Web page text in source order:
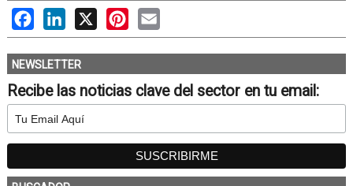
FacebookLinkedIn Pinterest
NEWSLETTER
Recibe las noticias clave del sector en tu email: